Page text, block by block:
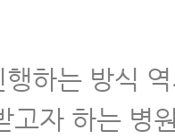
하는 방식
고자 하는 병